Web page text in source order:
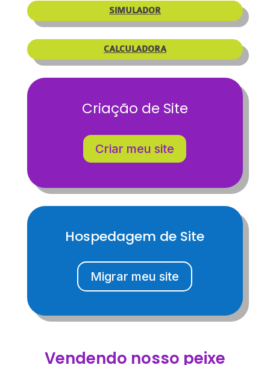
SIMULADOR
CALCULADORA
Criação de Site
Criar meu site
Hospedagem de Site
Migrar meu site
Vendendo nosso peixe